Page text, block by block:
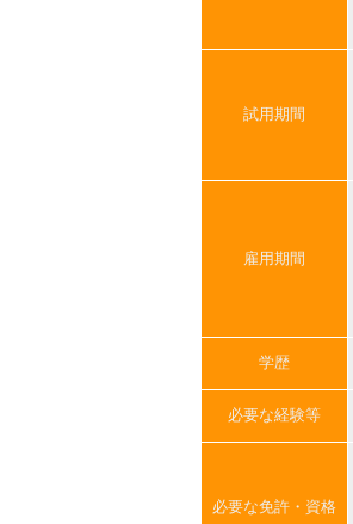
試用期間
雇用期間
学歴
必要な経験等
必要な免許・資格